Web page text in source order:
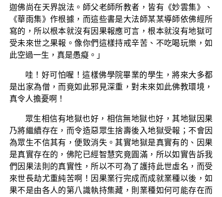
迦佛尚在天界說法。師父老師所教者，皆有《妙雲集》、
《華雨集》作根據，而這些書是大法師某某導師依佛經所
寫的，所以根本就沒有因果報應可言，根本就沒有地獄可
受未來世之果報。像你們這樣持戒辛苦、不吃喝玩樂，如
此空過一生，真是愚癡。」
哇！好可怕喔！這樣佛學院畢業的學生，將來大多都
是出家為僧，而竟如此邪見深重，對未來如此佛教環境，
真令人擔憂啊！
眾生相信有地獄也好，相信無地獄也好，其地獄因果
乃將繼續存在，而令造惡眾生捨壽後入地獄受報；不會因
為眾生不信其有，便致消失。其實地獄是真實有的、因果
是真實存在的，佛陀已經智慧究竟圓滿，所以如實告訴我
們因果法則的真實性，所以不可為了護持此世虛名，而受
來世長劫尤重純苦啊！因果業行完成而成就業種以後，如
果不是由各人的第八識執持集藏，則業種如何可能存在而